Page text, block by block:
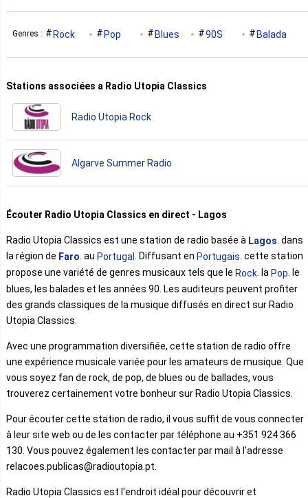
Genres : Rock Pop Blues 90S Balada
Stations associées a Radio Utopia Classics
Radio Utopia Rock
Algarve Summer Radio
Écouter Radio Utopia Classics en direct - Lagos
Radio Utopia Classics est une station de radio basée à Lagos . dans
la région de Faro. au Portugal . Diffusant en Portugais. cette station
propose une variété de genres musicaux tels que le Rock . la Pop . le
blues, les balades et les années 90. Les auditeurs peuvent profiter
des grands classiques de la musique diffusés en direct sur Radio
Utopia Classics.
Avec une programmation diversifiée, cette station de radio offre
une expérience musicale variée pour les amateurs de musique. Que
vous soyez fan de rock, de pop, de blues ou de ballades, vous
trouverez certainement votre bonheur sur Radio Utopia Classics.
Pour écouter cette station de radio, il vous suffit de vous connecter
à leur site web ou de les contacter par téléphone au +351 924 366
130. Vous pouvez également les contacter par mail à l'adresse
relacoes.publicas@radioutopia.pt.
Radio Utopia Classics est l'endroit idéal pour découvrir et